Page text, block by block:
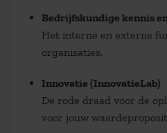
Bedrijfskundige kennis
Het interne en externe
organisaties.
Innovatie (InnovatieLab)
De rode draad voor de
voor jouw